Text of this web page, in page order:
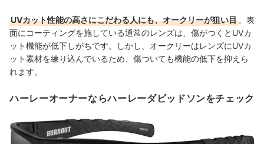
UVカット性能の高さにこだわる人にも、オークリーが狙い目。表
面にコーティングを施している通常のレンズは、傷がつくとUVカ
ット機能が低下しがちです。しかし、オークリーはレンズにUVカ
ット素材を練り込んでいるため、 傷ついても機能の低下を抑えら
れます。
ハーレーオーナーならハーレーダビッドソンをチェック